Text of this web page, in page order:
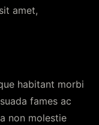
amet,
habitant morbi
fames ac
non molestie